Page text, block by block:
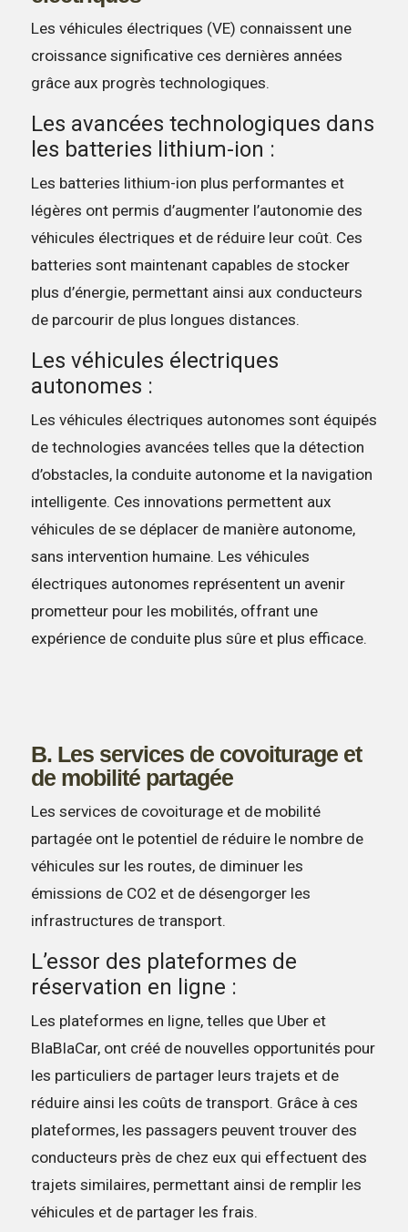
Les véhicules électriques (VE) connaissent une
croissance significative ces dernières années
grâce aux progrès technologiques.
Les avancées technologiques dans
les batteries lithium-ion :
Les batteries lithium-ion plus performantes et
légères ont permis d’augmenter l’autonomie des
véhicules électriques et de réduire leur coût. Ces
batteries sont maintenant capables de stocker
plus d’énergie, permettant ainsi aux conducteurs
de parcourir de plus longues distances.
Les véhicules électriques
autonomes :
Les véhicules électriques autonomes sont équipés
de technologies avancées telles que la détection
d’obstacles, la conduite autonome et la navigation
intelligente. Ces innovations permettent aux
véhicules de se déplacer de manière autonome,
sans intervention humaine. Les véhicules
électriques autonomes représentent un avenir
prometteur pour les mobilités, offrant une
expérience de conduite plus sûre et plus efficace.
B. Les services de covoiturage et
de mobilité partagée
Les services de covoiturage et de mobilité
partagée ont le potentiel de réduire le nombre de
véhicules sur les routes, de diminuer les
émissions de CO2 et de désengorger les
infrastructures de transport.
L’essor des plateformes de
réservation en ligne :
Les plateformes en ligne, telles que Uber et
BlaBlaCar, ont créé de nouvelles opportunités pour
les particuliers de partager leurs trajets et de
réduire ainsi les coûts de transport. Grâce à ces
plateformes, les passagers peuvent trouver des
conducteurs près de chez eux qui effectuent des
trajets similaires, permettant ainsi de remplir les
véhicules et de partager les frais.